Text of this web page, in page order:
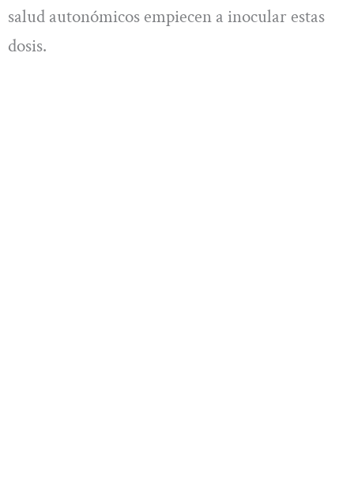
salud autonómicos empiecen a inocular estas
dosis.